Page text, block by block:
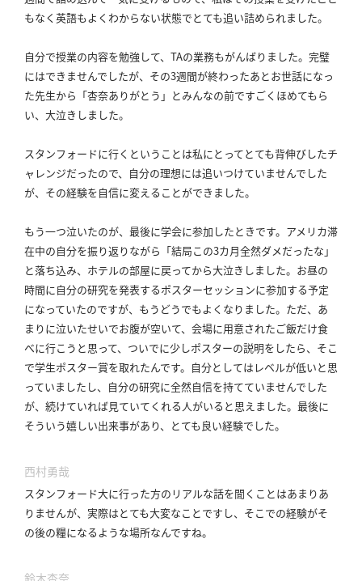
もなく英語もよくわからない状態でとても追い詰められました。
自分で授業の内容を勉強して、TAの業務もがんばりました。 完璧
にはできませんでしたが、その3週間が終わったあとお世話になっ
た先生から「杏奈ありがとう」とみんなの前ですごくほめてもら
い、大泣きしました。
スタンフォードに行くということは私にとってとても背伸びしたチ
ャレンジだったので、自分の理想には追いつけていませんでした
が、その経験を自信に変えることができました。
もう一つ泣いたのが、最後に学会に参加したときです。 アメリカ滞
在中の自分を振り返りながら「結局この3カ月全然ダメだったな」
と落ち込み、ホテルの部屋に戻ってから大泣きしました。 お昼の
時間に自分の研究を発表するポスターセッションに参加する予定
になっていたのですが、もうどうでもよくなりました。 ただ、あ
まりに泣いたせいでお腹が空いて、会場に用意されたご飯だけ食
べに行こうと思って、ついでに少しポスターの説明をしたら、そこ
で学生ポスター賞を取れたんです。 自分としてはレベルが低いと思
っていましたし、自分の研究に全然自信を持てていませんでした
が、続けていれば見ていてくれる人がいると思えました。 最後に
そういう嬉しい出来事があり、とても良い経験でした。
西村勇哉
スタンフォード大に行った方のリアルな話を聞くことはあまりあ
りませんが、実際はとても大変なことですし、そこでの経験がそ
の後の糧になるような場所なんですね。